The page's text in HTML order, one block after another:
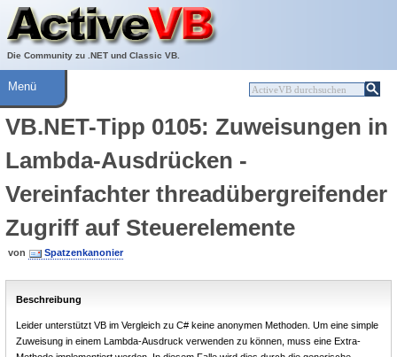
Die Community zu .NET und Classic VB.
Über ActiveVB
Hilfe
Menü
VB.NET-Tipp 0105: Zuweisungen in
Lambda-Ausdrücken -
Vereinfachter threadübergreifender
Zugriff auf Steuerelemente
von Spatzenkanonier
Beschreibung
Leider unterstützt VB im Vergleich zu C# keine anonymen Methoden. Um eine simple
Zuweisung in einem Lambda-Ausdruck verwenden zu können, muss eine Extra-